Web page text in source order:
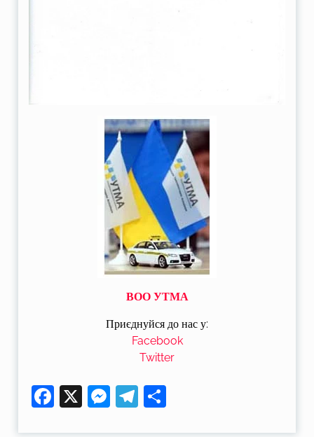
ВОО УТМА
Facebook
X Messenger
Telegram
Приєднуйся до нас у:
Facebook
Twitter